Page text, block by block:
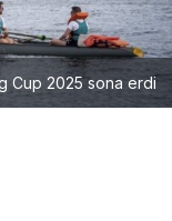
Cup 2025 sona erdi